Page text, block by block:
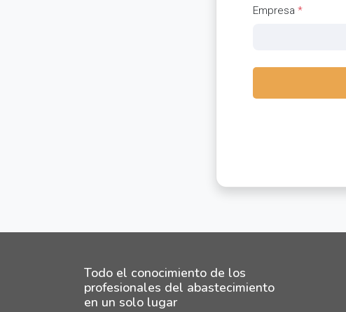
Empresa *
Todo el conocimiento de los
profesionales del abastecimiento
en un solo lugar